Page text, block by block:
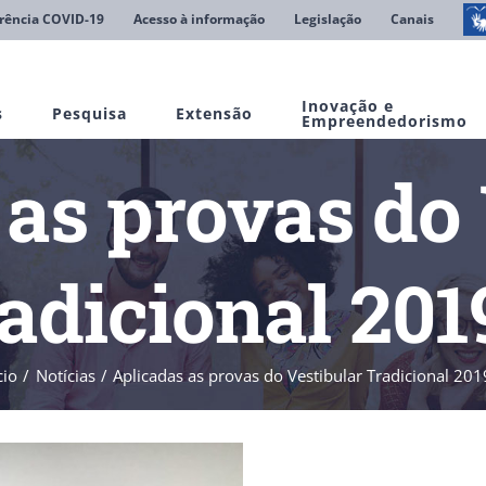
COVID-19 Acesso à informação Legislação Canais
Pesquisa Extensão Inovação e
Empreendedorismo
provas
Notícias Aplicadas as provas do Vestibular Tradicional